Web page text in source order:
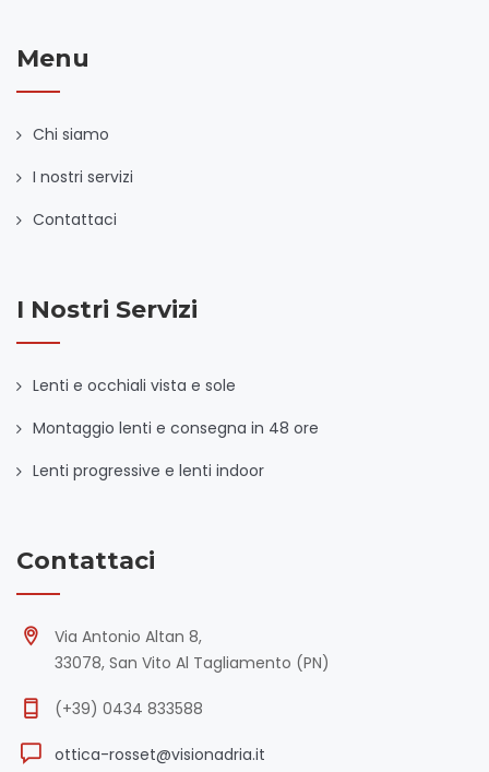
Menu
Chi siamo
I nostri servizi
Contattaci
I Nostri Servizi
Lenti e occhiali vista e sole
Montaggio lenti e consegna in 48 ore
Lenti progressive e lenti indoor
Contattaci
Via Antonio Altan 8,
33078, San Vito Al Tagliamento (PN)
(+39) 0434 833588
ottica-rosset@visionadria.it